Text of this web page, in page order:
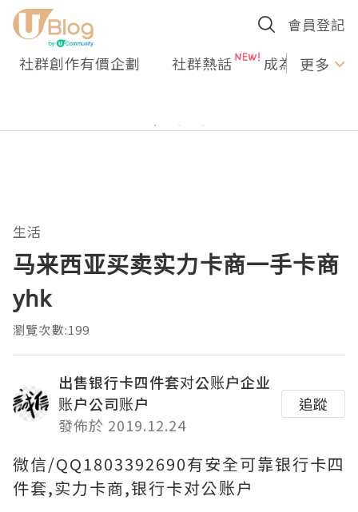
會員登記
社群創作有價企劃 社群熱話 成為U更多
生活
马来西亚买卖实力卡商一手卡商
yhk
瀏覽次數:199
出售银行卡四件套对公账户企业
账户公司账户
發佈於 2019.12.24
追蹤
微信/QQ1803392690有安全可靠银行卡四
件套,实力卡商,银行卡对公账户